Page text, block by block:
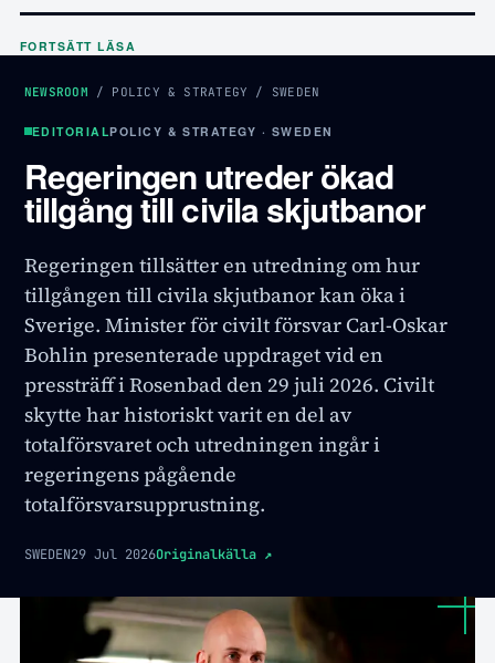
FORTSÄTT LÄSA
NEWSROOM / POLICY & STRATEGY / SWEDEN
EDITORIALPOLICY & STRATEGY · SWEDEN
Regeringen utreder ökad
tillgång till civila skjutbanor
Regeringen tillsätter en utredning om hur
tillgången till civila skjutbanor kan öka i
Sverige. Minister för civilt försvar Carl-Oskar
Bohlin presenterade uppdraget vid en
pressträff i Rosenbad den 29 juli 2026. Civilt
skytte har historiskt varit en del av
totalförsvaret och utredningen ingår i
regeringens pågående
totalförsvarsupprustning.
SWEDEN29 Jul 2026Originalkälla ↗